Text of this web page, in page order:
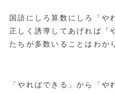
国語にしろ算数にしろ「や
正しく誘導してあげれば「
たちが多数いることはわか
「やればできる」から「や